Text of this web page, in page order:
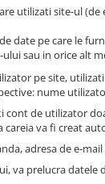
utilizati site-ul
date pe care le
sau in orice alt
pe site,
nume
cont de utilizator
careia va fi creat
adresa de e-
va prelucra